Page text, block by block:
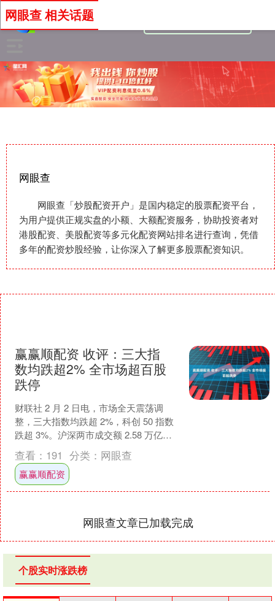
网眼查
网眼查「炒股配资开户」是国内稳定的股票配资平台，
为用户提供正规实盘的小额、大额配资服务，协助投资者对
港股配资、美股配资等多元化配资网站排名进行查询，凭借
多年的配资炒股经验，让你深入了解更多股票配资知识。
网眼查 相关话题
赢赢顺配资 收评：三大指
数均跌超2% 全市场超百股
跌停
财联社 2 月 2 日电，市场全天震荡调
整，三大指数均跌超 2%，科创 50 指数
跌超 3%。沪深两市成交额 2.58 万亿，
较上一个交易日缩量 2508 亿。....
查看： 191 分类： 网眼查
赢赢顺配资
网眼查文章已加载完成
个股实时涨跌榜